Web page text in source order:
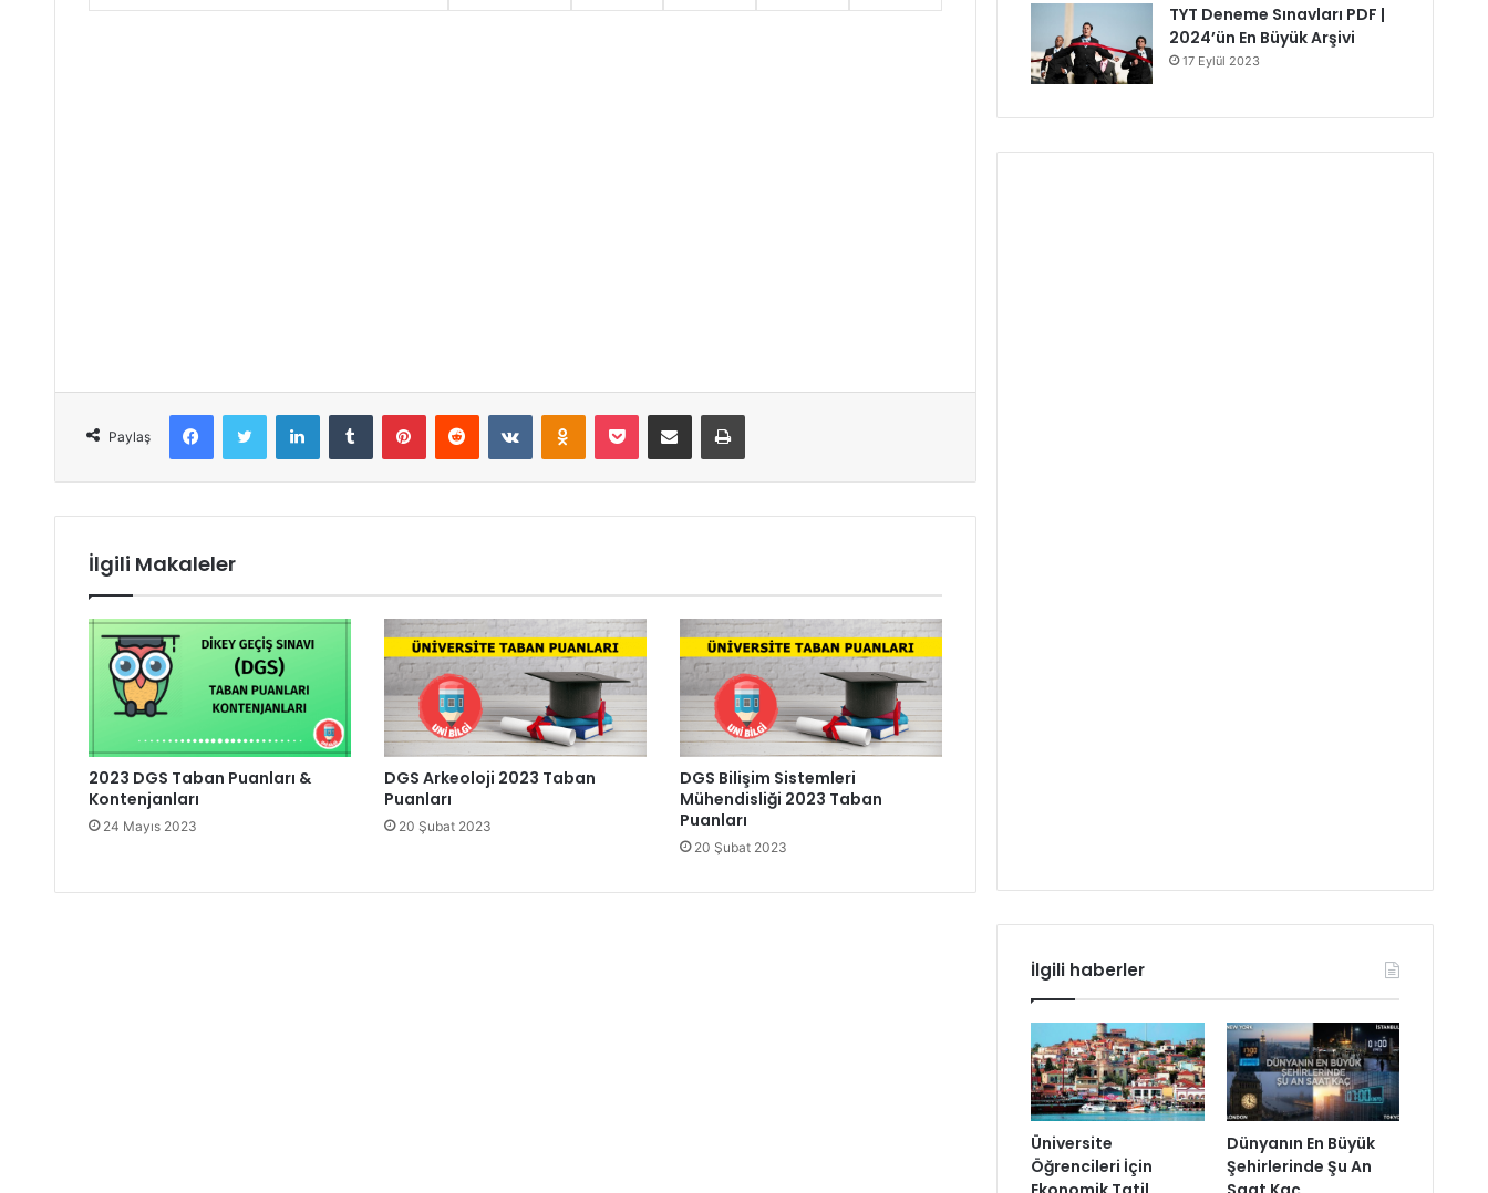
Paylaş
Facebook Twitter LinkedIn Tumblr Pinterest Reddit VKontakte Odnoklassniki Pocket E-Posta ile paylaş Yazdır
İlgili Makaleler
2023 DGS Taban Puanları &
Kontenjanları
24 Mayıs 2023
DGS Arkeoloji 2023 Taban
Puanları
20 Şubat 2023
DGS Bilişim Sistemleri
Mühendisliği 2023 Taban
Puanları
20 Şubat 2023
TYT Deneme Sınavları PDF |
2024’ün En Büyük Arşivi
17 Eylül 2023
İlgili haberler
Üniversite
Öğrencileri İçin
Dünyanın En Büyük
Şehirlerinde Şu An